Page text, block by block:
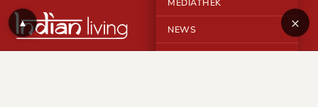
MEDIATHEK
NEWS ×
▲